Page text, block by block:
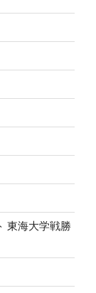
東海大学戦勝